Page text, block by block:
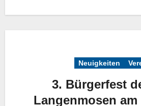
Neuigkeiten
3. Bürgerfest
Langenmosen am